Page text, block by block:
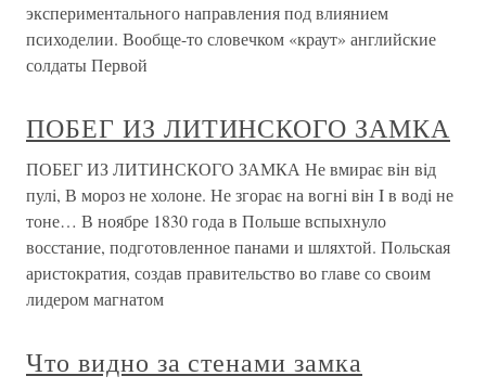
экспериментального направления под влиянием
психоделии. Вообще-то словечком «краут» английские
солдаты Первой
ПОБЕГ ИЗ ЛИТИНСКОГО ЗАМКА
ПОБЕГ ИЗ ЛИТИНСКОГО ЗАМКА Не вмирає вiн вiд
пулi, В мороз не холоне. Не згорає на вогнi вiн I в водi не
тоне… В ноябре 1830 года в Польше вспыхнуло
восстание, подготовленное панами и шляхтой. Польская
аристократия, создав правительство во главе со своим
лидером магнатом
Что видно за стенами замка